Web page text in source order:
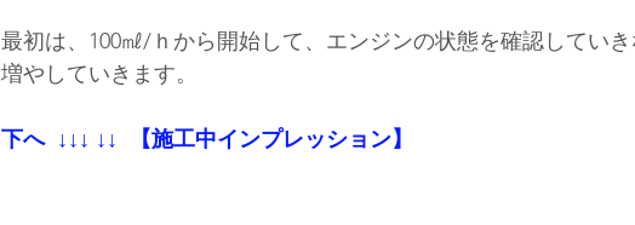
最初は、100㎖/ｈから開始して、エンジンの状態を確認してい
増やしていきます。
下へ  ↓↓↓ ↓↓  【施工中インプレッション】